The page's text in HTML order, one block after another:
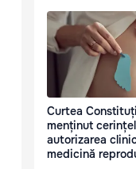
Curtea
menținut
autorizarea
medicină